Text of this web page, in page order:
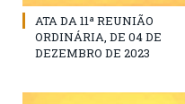
ATA DA 11ª REUNIÃO
ORDINÁRIA, DE 04 DE
DEZEMBRO DE 2023